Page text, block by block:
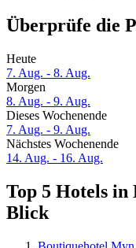
Überprüfe die
Heute
7. Aug. - 8. Aug.
Morgen
8. Aug. - 9. Aug.
Dieses Wochenende
7. Aug. - 9. Aug.
Nächstes Wochenende
14. Aug. - 16. Aug.
Top 5 Hotels in
Blick